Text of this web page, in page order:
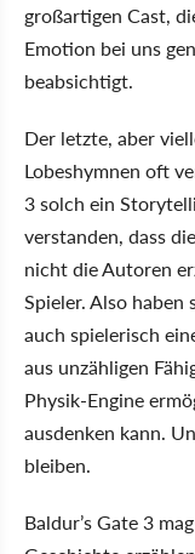
großartigen Cast,
Emotion bei uns
beabsichtigt.
Der letzte, aber
Lobeshymnen oft
3 solch ein
verstanden, dass
nicht die Autoren
Spieler. Also
auch spielerisch
aus unzähligen
Physik-Engine
ausdenken kann.
bleiben.
Baldur’s Gate 3